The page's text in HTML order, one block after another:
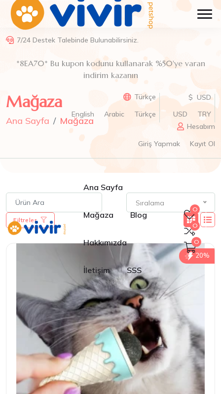
7/24 Destek Talebinde Bulunabilirsiniz.
*8EA70* Bu kupon kodunu kullanarak %50'ye varan
indirim kazanın
Türkçe
English
Arabic Türkçe
$ USD
USD
TRY
Hesabım
Giriş Yapmak
Kayıt Ol
Ana Sayfa
Mağaza Blog
Hakkımızda
İletişim SSS
0
0
0
Mağaza
Ana Sayfa Mağaza
Sıralama
Filtreler
20%